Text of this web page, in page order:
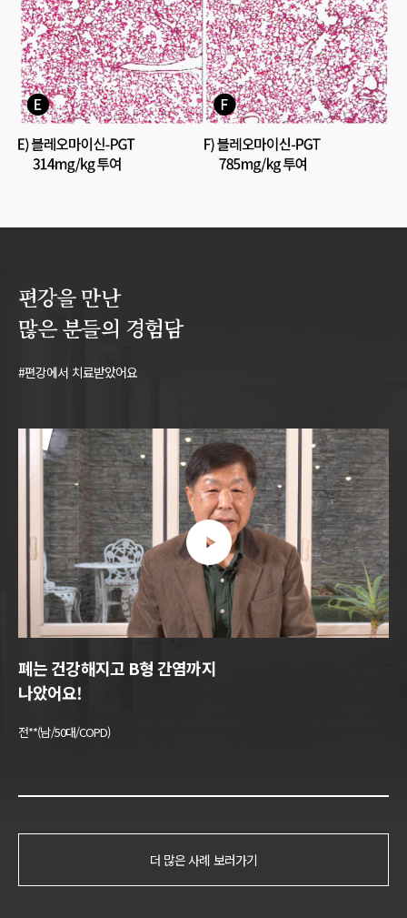
편강을 만난
많은 분들의 경험담
#편강에서 치료받았어요
폐는 건강해지고 B형 간염까지
나았어요!
전**(남/50대/COPD)
더 많은 사례 보러가기